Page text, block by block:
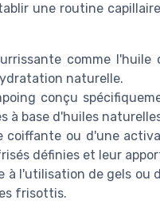
une routine
comme l'huile
naturelle.
conçu
à base d'huiles
coiffante ou d'une
définies et leur
à l'utilisation de gels ou
frisottis.